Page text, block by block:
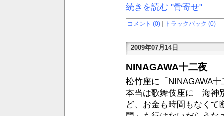
続きを読む "骨寄せ"
コメント (0) トラックバック (0)
2009年07月14日
NINAGAWA十二夜
松竹座に「NINAGAWA
本当は歌舞伎座に「海神
ど、お金も時間もなくて